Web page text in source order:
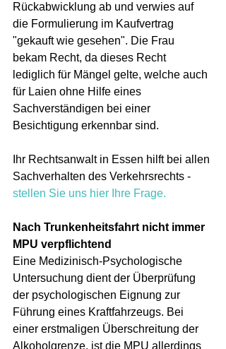
Rückabwicklung ab und verwies auf
die Formulierung im Kaufvertrag
"gekauft wie gesehen". Die Frau
bekam Recht, da dieses Recht
lediglich für Mängel gelte, welche auch
für Laien ohne Hilfe eines
Sachverständigen bei einer
Besichtigung erkennbar sind.
Ihr Rechtsanwalt in Essen hilft bei allen
Sachverhalten des Verkehrsrechts -
stellen Sie uns hier Ihre Frage.
Nach Trunkenheitsfahrt nicht immer
MPU verpflichtend
Eine Medizinisch-Psychologische
Untersuchung dient der Überprüfung
der psychologischen Eignung zur
Führung eines Kraftfahrzeugs. Bei
einer erstmaligen Überschreitung der
Alkoholgrenze, ist die MPU allerdings